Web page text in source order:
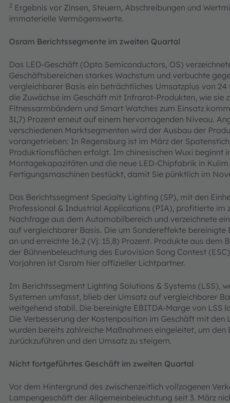
2 Ergebnis vor Zinsen, Steuern, Abschreibungen und
immaterielle Vermögenswerte.
Osram Berichtssegmente im zweiten Quartal
Das LED-Geschäft (Opto Semiconductors, OS)
Geschäftsbereichen starkes Wachstum und verbuchte
vergleichbarer Basis ein beträchtliches Umsatzplus von
die Zuwächse im Geschäft mit Infrarot-Produkten, wie sie
Fitnessarmbändern und Smart Watches zum Einsatz
31,7) Prozent erneut auf einem hervorragenden Niveau.
verschiedenen Marktsegmenten wird der Ausbau der
vorangetrieben: In Regensburg ist im März der
Produktionsflächen erfolgt. Im chinesischen Wuxi beginnt
Montagekapazitäten und die neue LED-Chipfabrik in
Fertigungsmaschinen bestückt, damit Sie pünktlich im
Das Berichtssegment Specialty Lighting (SP), mit den
Professional & Industrial Applications (PIA), profitierte im
Nachfrage aus dem Automobilbereich und verzeichnete
auf vergleichbarer Basis. Die um Sondereffekte
an und erreichte 16,2 (Vj: 15,8) Prozent. Produkte aus dem
der Bühnenbeleuchtung des Eurovision Song Contest
Vorjahren ist Osram hier offizieller Lichtpartner.
Im Berichtssegment Lighting Solutions & Systems (LSS),
Systemen umfasst, blieb der Umsatz auf vergleichbarer
weitgehend stabil. Die bereinigte EBITDA-Marge von LSS
Die Verbesserung der Kostenposition im Geschäft mit den
wurden bereits zahlreiche Maßnahmen eingeleitet, um
zurückzuführen und den Umsatz zu steigern.
Nicht fortgeführtes Geschäft im zweiten Quartal
Vor dem Hintergrund des zwischenzeitlich vollzogenen
Lampengeschäft der Allgemeinbeleuchtung seit 3. März